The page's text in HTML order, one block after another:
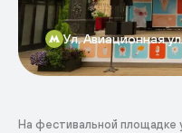
Ул. Авиационная
На фестивальной